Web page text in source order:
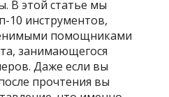
В этой статье мы
10 инструментов,
помощниками
занимающегося
Даже если вы
прочтения вы